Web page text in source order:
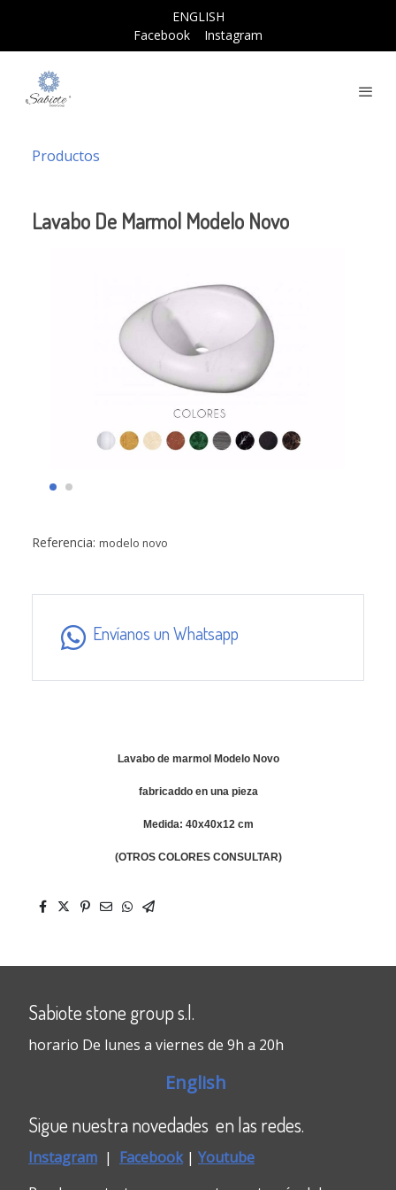
ENGLISH
Facebook
Instagram
Productos
Lavabo De Marmol Modelo Novo
Referencia: modelo novo
Envíanos un Whatsapp
Lavabo de marmol Modelo Novo
fabricaddo en una pieza
Medida: 40x40x12 cm
(OTROS COLORES CONSULTAR)
Sabiote stone group s.l.
horario De lunes a viernes de 9h a 20h
English
Sigue nuestra novedades en las redes.
Instagram | Facebook| Youtube